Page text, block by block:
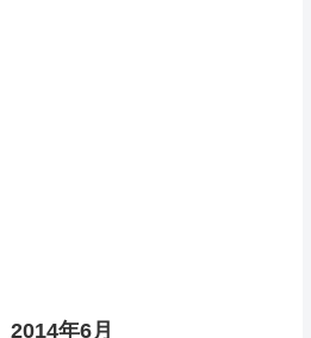
2014年6月